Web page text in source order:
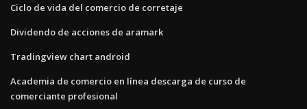
Ciclo de vida del comercio de corretaje
Dividendo de acciones de aramark
Tradingview chart android
Academia de comercio en línea descarga de curso de
comerciante profesional